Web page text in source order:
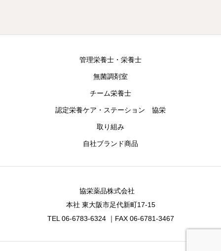
管理栄養士・栄養士
無菌調剤室
チーム栄養士
認定栄養ケア・ステーション 協栄
取り組み
自社ブランド商品
協栄薬品株式会社
本社 東大阪市足代新町17-15
TEL 06-6783-6324 ｜FAX 06-6781-3467